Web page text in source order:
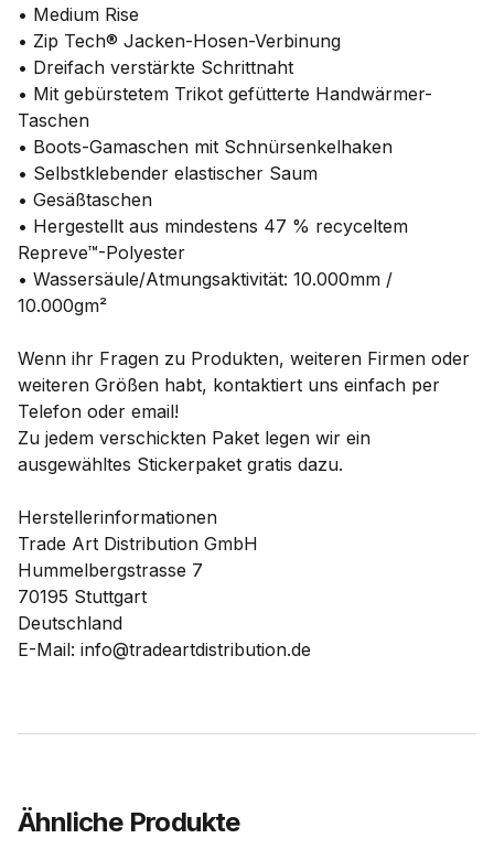
• Medium Rise
• Zip Tech® Jacken-Hosen-Verbinung
• Dreifach verstärkte Schrittnaht
• Mit gebürstetem Trikot gefütterte Handwärmer-
Taschen
• Boots-Gamaschen mit Schnürsenkelhaken
• Selbstklebender elastischer Saum
• Gesäßtaschen
• Hergestellt aus mindestens 47 % recyceltem
Repreve™-Polyester
• Wassersäule/Atmungsaktivität: 10.000mm /
10.000gm²
Wenn ihr Fragen zu Produkten, weiteren Firmen oder
weiteren Größen habt, kontaktiert uns einfach per
Telefon oder email!
Zu jedem verschickten Paket legen wir ein
ausgewähltes Stickerpaket gratis dazu.
Herstellerinformationen
Trade Art Distribution GmbH
Hummelbergstrasse 7
70195 Stuttgart
Deutschland
E-Mail: info@tradeartdistribution.de
Ähnliche Produkte